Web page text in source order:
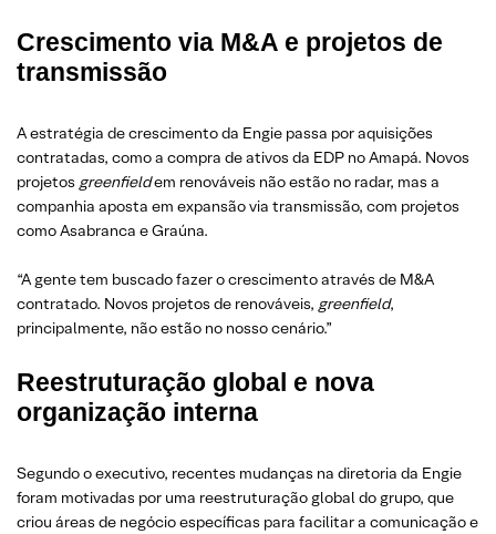
Crescimento via M&A e projetos de
transmissão
A estratégia de crescimento da Engie passa por aquisições
contratadas, como a compra de ativos da EDP no Amapá. Novos
projetos greenfieldem renováveis não estão no radar, mas a
companhia aposta em expansão via transmissão, com projetos
como Asabranca e Graúna.
“A gente tem buscado fazer o crescimento através de M&A
contratado. Novos projetos de renováveis, greenfield,
principalmente, não estão no nosso cenário.”
Reestruturação global e nova
organização interna
Segundo o executivo, recentes mudanças na diretoria da Engie
foram motivadas por uma reestruturação global do grupo, que
criou áreas de negócio específicas para facilitar a comunicação e